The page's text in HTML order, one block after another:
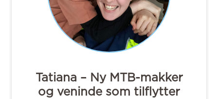
Tatiana – Ny MTB-makker
og veninde som tilflytter